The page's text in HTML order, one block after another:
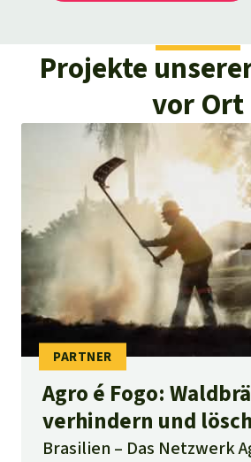
Projekte
vor Ort
Agro é Fogo:
verhindern und
Brasilien
Das Netzwerk